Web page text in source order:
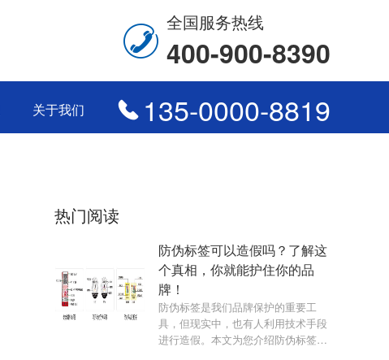
全国服务热线
400-900-8390
关于我们 135-0000-8819
热门阅读
防伪标签可以造假吗？了解这
个真相，你就能护住你的品
牌！
防伪标签是我们品牌保护的重要工
具，但现实中，也有人利用技术手段
进行造假。本文为您介绍防伪标签是